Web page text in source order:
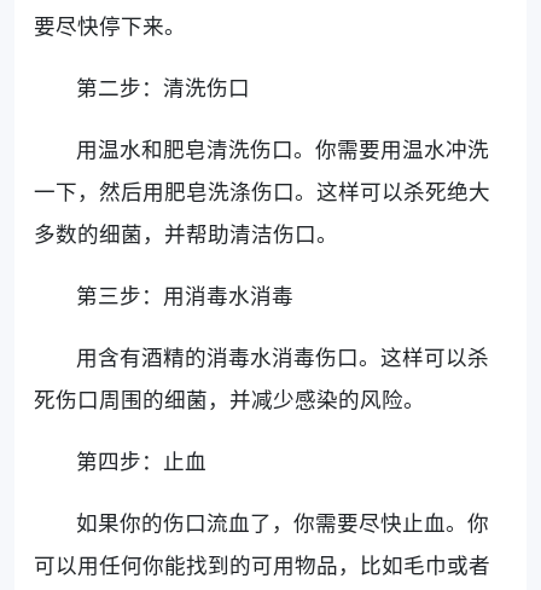
要尽快停下来。
第二步：清洗伤口
用温水和肥皂清洗伤口。你需要用温水冲洗
一下，然后用肥皂洗涤伤口。这样可以杀死绝大
多数的细菌，并帮助清洁伤口。
第三步：用消毒水消毒
用含有酒精的消毒水消毒伤口。这样可以杀
死伤口周围的细菌，并减少感染的风险。
第四步：止血
如果你的伤口流血了，你需要尽快止血。你
可以用任何你能找到的可用物品，比如毛巾或者